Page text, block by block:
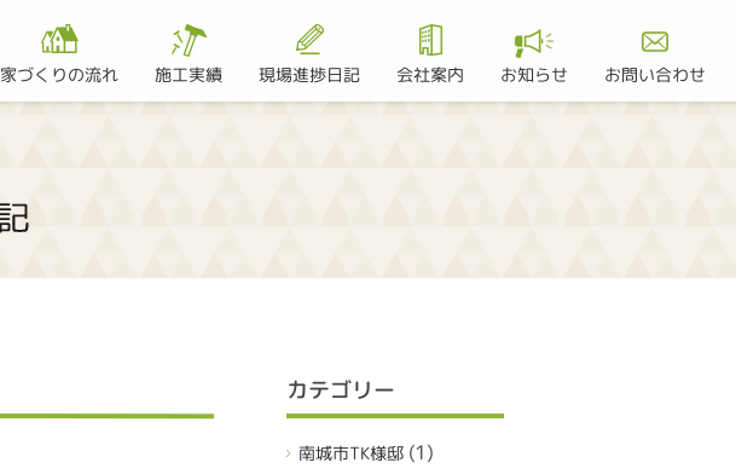
家づくりの流れ 施工実績 現場進捗日記 会社案内 お知らせ お問い合わせ
カテゴリー
南城市TK様邸(1)